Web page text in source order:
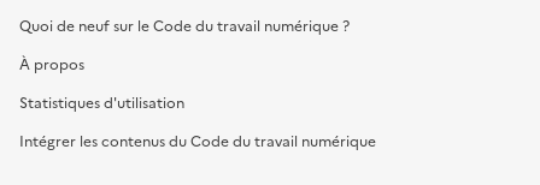
Quoi de neuf sur le Code du travail numérique ?
À propos
Statistiques d'utilisation
Intégrer les contenus du Code du travail numérique